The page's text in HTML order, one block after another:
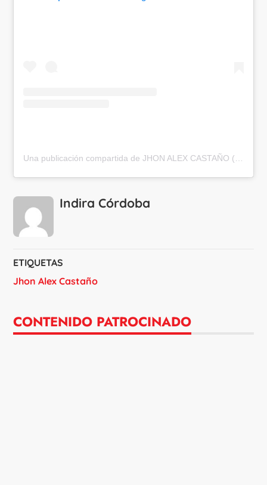
Indira Córdoba
ETIQUETAS
Jhon Alex Castaño
CONTENIDO PATROCINADO